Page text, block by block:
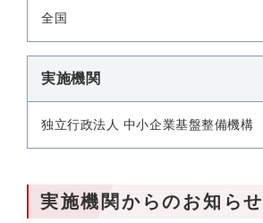
全国
実施機関
独立行政法人 中小企業基盤整備機構
実施機関からのお知らせ